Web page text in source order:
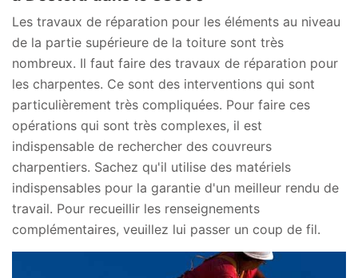
Les travaux de réparation pour les éléments au niveau
de la partie supérieure de la toiture sont très
nombreux. Il faut faire des travaux de réparation pour
les charpentes. Ce sont des interventions qui sont
particulièrement très compliquées. Pour faire ces
opérations qui sont très complexes, il est
indispensable de rechercher des couvreurs
charpentiers. Sachez qu'il utilise des matériels
indispensables pour la garantie d'un meilleur rendu de
travail. Pour recueillir les renseignements
complémentaires, veuillez lui passer un coup de fil.